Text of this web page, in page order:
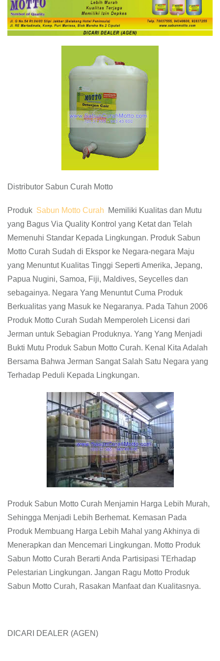
Distributor Sabun Curah Motto
Produk Sabun Motto Curah
Memiliki Kualitas dan Mutu
yang Bagus Via Quality Kontrol yang Ketat dan Telah
Memenuhi Standar Kepada Lingkungan. Produk Sabun
Motto Curah Sudah di Ekspor ke Negara-negara Maju
yang Menuntut Kualitas Tinggi Seperti Amerika, Jepang,
Papua Nugini, Samoa, Fiji, Maldives, Seycelles dan
sebagainya. Negara Yang Menuntut Cuma Produk
Berkualitas yang Masuk ke Negaranya. Pada Tahun 2006
Produk Motto Curah Sudah Memperoleh Licensi dari
Jerman untuk Sebagian Produknya. Yang Yang Menjadi
Bukti Mutu Produk Sabun Motto Curah. Kenal Kita Adalah
Bersama Bahwa Jerman Sangat Salah Satu Negara yang
Terhadap Peduli Kepada Lingkungan.
Produk Sabun Motto Curah Menjamin Harga Lebih Murah,
Sehingga Menjadi Lebih Berhemat. Kemasan Pada
Produk Membuang Harga Lebih Mahal yang Akhinya di
Menerapkan dan Mencemari Lingkungan. Motto Produk
Sabun Motto Curah Berarti Anda Partisipasi TErhadap
Pelestarian Lingkungan. Jangan Ragu Motto Produk
Sabun Motto Curah, Rasakan Manfaat dan Kualitasnya.
DICARI DEALER (AGEN)